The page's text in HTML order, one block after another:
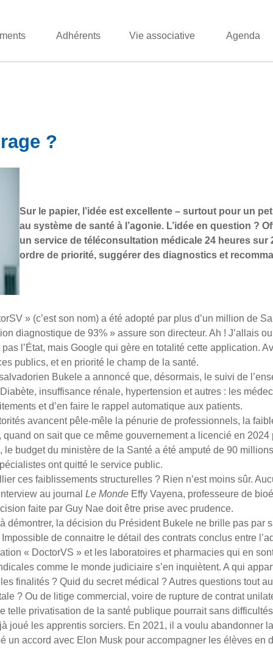
Adhérents Vie associative Agenda
?
Sur le papier, l’idée est excellente – surtout pour un
au système de santé à l’agonie. L’idée en question ?
un service de téléconsultation médicale 24 heures
ordre de priorité, suggérer des diagnostics et
» (c’est son nom) a été adopté par plus d’un million de
diagnostique de 93% » assure son directeur. Ah ! J’allais
l’État, mais Google qui gère en totalité cette application.
publics, et en priorité le champ de la santé.
Bukele a annoncé que, désormais, le suivi de
insuffisance rénale, hypertension et autres : les
et d’en faire le rappel automatique aux patients.
avancent pêle-mêle la pénurie de professionnels, la
on sait que ce même gouvernement a licencié en
le budget du ministère de la Santé a été amputé de 90
ont quitté le service public.
ces faiblissements structurelles ? Rien n’est moins sûr.
au journal Le Monde Effy Vayena, professeure de
faite par Guy Nae doit être prise avec prudence.
démontrer, la décision du Président Bukele ne brille pas par
de connaitre le détail des contrats conclus entre
« DoctorVS » et les laboratoires et pharmacies qui en
comme le monde judiciaire s’en inquiètent. A qui
finalités ? Quid du secret médical ? Autres questions tout
? Ou de litige commercial, voire de rupture de contrat
telle privatisation de la santé publique pourrait sans
joué les apprentis sorciers. En 2021, il a voulu abandonner
un accord avec Elon Musk pour accompagner les élèves en